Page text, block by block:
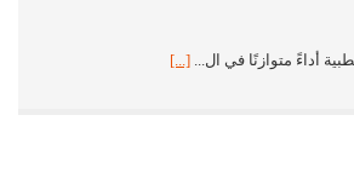
أداءً متوازنًا في ال... [...]